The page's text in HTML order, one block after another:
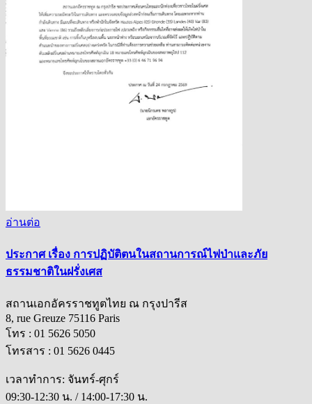
อ่านต่อ
ประกาศ เรื่อง การปฏิบัติตนในสถานการณ์ไฟป่าและภัย
ธรรมชาติในฝรั่งเศส
สถานเอกอัครราชทูตไทย ณ กรุงปารีส
8, rue Greuze 75116 Paris
โทร : 01 5626 5050
โทรสาร : 01 5626 0445
เวลาทำการ: จันทร์-ศุกร์
09:30-12:30 น. / 14:00-17:30 น.